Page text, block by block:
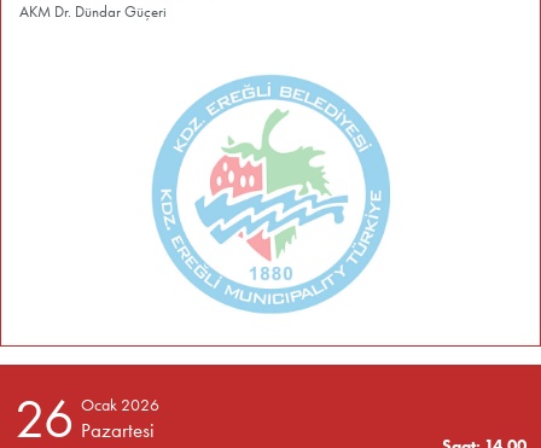
AKM Dr. Dündar Güçeri
26 Ocak 2026
Pazartesi